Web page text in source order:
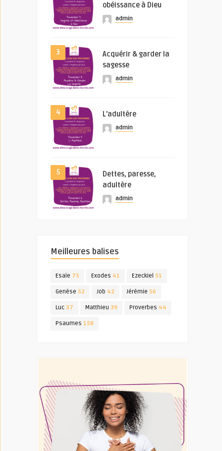
obéissance à Dieu
admin
3
Acquérir & garder la
sagesse
admin
4 L’adultère
admin
5
Dettes, paresse,
adultère
admin
Meilleures balises
Esaïe 75 Exodes 41 Ezeckiel 51
Genèse 52 Job 42 Jérémie 56
Luc 37 Matthieu 39 Proverbes 44
Psaumes 158